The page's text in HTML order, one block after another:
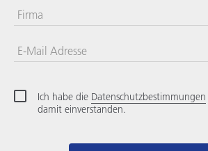
Firma
E-Mail Adresse
Ich habe die Datenschutzbestimmungen
damit einverstanden.